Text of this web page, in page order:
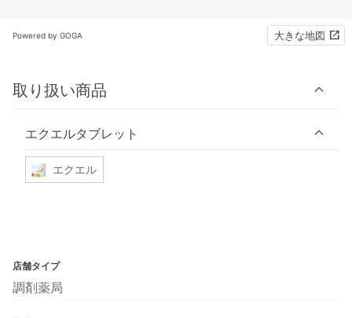
Powered by GOGA 大きな地図
取り扱い商品
エクエルタブレット
エクエル
店舗タイプ
調剤薬局